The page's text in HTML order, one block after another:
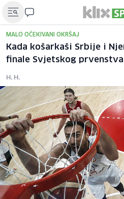
MALO OČEKIVANI OKRŠAJ
Kada košarkaši Srbije i
finale Svjetskog prvenstva
H. H.